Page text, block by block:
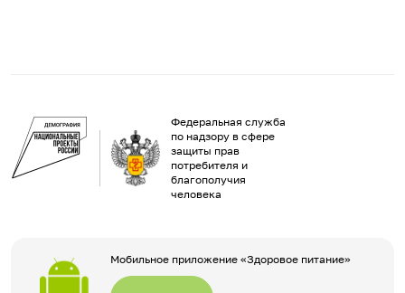
Федеральная служба
по надзору в сфере
защиты прав
потребителя и
благополучия
человека
Мобильное приложение «Здоровое питание»